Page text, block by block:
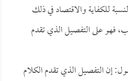
للكفاية والاقتصاد في ذلك
فهو على التفصيل الذي تقدم
إن التفصيل الذي تقدم الكلام